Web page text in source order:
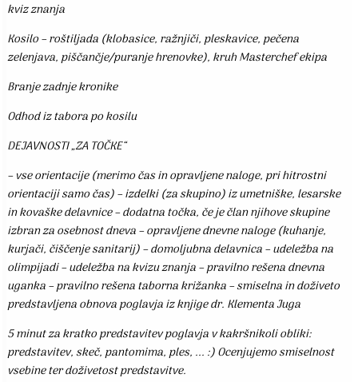
kviz znanja
Kosilo – roštiljada (klobasice, ražnjiči, pleskavice, pečena
zelenjava, piščančje/puranje hrenovke), kruh Masterchef ekipa
Branje zadnje kronike
Odhod iz tabora po kosilu
DEJAVNOSTI „ZA TOČKE“
– vse orientacije (merimo čas in opravljene naloge, pri hitrostni
orientaciji samo čas) – izdelki (za skupino) iz umetniške, lesarske
in kovaške delavnice – dodatna točka, če je član njihove skupine
izbran za osebnost dneva – opravljene dnevne naloge (kuhanje,
kurjači, čiščenje sanitarij) – domoljubna delavnica – udeležba na
olimpijadi – udeležba na kvizu znanja – pravilno rešena dnevna
uganka – pravilno rešena taborna križanka – smiselna in doživeto
predstavljena obnova poglavja iz knjige dr. Klementa Juga
5 minut za kratko predstavitev poglavja v kakršnikoli obliki:
predstavitev, skeč, pantomima, ples, ... :) Ocenjujemo smiselnost
vsebine ter doživetost predstavitve.